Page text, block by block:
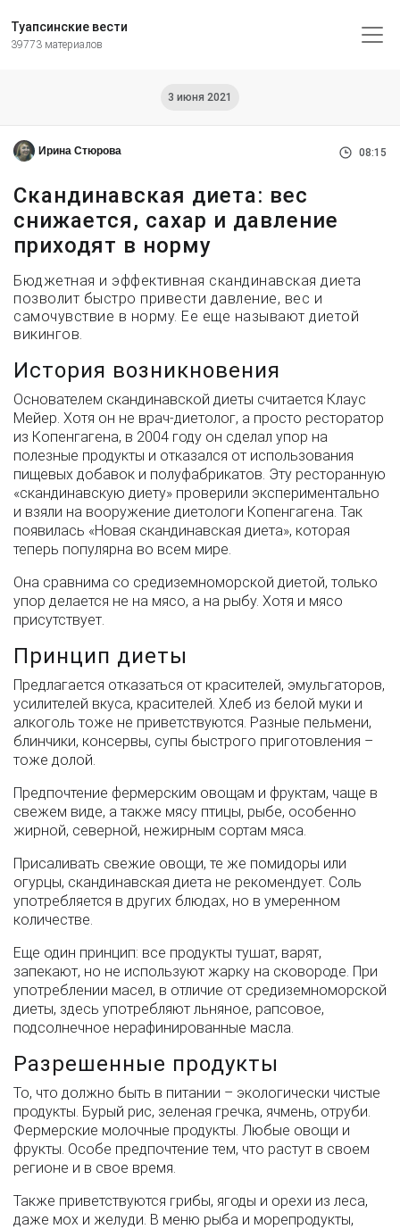
Туапсинские вести
39773 материалов
3 июня 2021
Ирина Стюрова 08:15
Скандинавская диета: вес
снижается, сахар и давление
приходят в норму
Бюджетная и эффективная скандинавская диета
позволит быстро привести давление, вес и
самочувствие в норму. Ее еще называют диетой
викингов.
История возникновения
Основателем скандинавской диеты считается Клаус
Мейер. Хотя он не врач-диетолог, а просто ресторатор
из Копенгагена, в 2004 году он сделал упор на
полезные продукты и отказался от использования
пищевых добавок и полуфабрикатов. Эту ресторанную
«скандинавскую диету» проверили экспериментально
и взяли на вооружение диетологи Копенгагена. Так
появилась «Новая скандинавская диета», которая
теперь популярна во всем мире.
Она сравнима со средиземноморской диетой, только
упор делается не на мясо, а на рыбу. Хотя и мясо
присутствует.
Принцип диеты
Предлагается отказаться от красителей, эмульгаторов,
усилителей вкуса, красителей. Хлеб из белой муки и
алкоголь тоже не приветствуются. Разные пельмени,
блинчики, консервы, супы быстрого приготовления –
тоже долой.
Предпочтение фермерским овощам и фруктам, чаще в
свежем виде, а также мясу птицы, рыбе, особенно
жирной, северной, нежирным сортам мяса.
Присаливать свежие овощи, те же помидоры или
огурцы, скандинавская диета не рекомендует. Соль
употребляется в других блюдах, но в умеренном
количестве.
Еще один принцип: все продукты тушат, варят,
запекают, но не используют жарку на сковороде. При
употреблении масел, в отличие от средиземноморской
диеты, здесь употребляют льняное, рапсовое,
подсолнечное нерафинированные масла.
Разрешенные продукты
То, что должно быть в питании – экологически чистые
продукты. Бурый рис, зеленая гречка, ячмень, отруби.
Фермерские молочные продукты. Любые овощи и
фрукты. Особе предпочтение тем, что растут в своем
регионе и в свое время.
Также приветствуются грибы, ягоды и орехи из леса,
даже мох и желуди. В меню рыба и морепродукты,